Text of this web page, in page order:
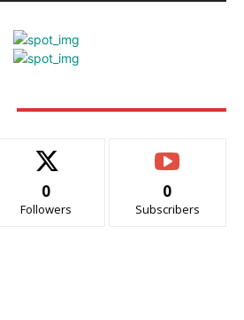
0
Followers
0
Subscribers